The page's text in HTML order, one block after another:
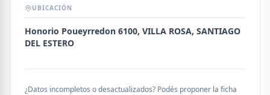
UBICACIÓN
Honorio Poueyrredon 6100, VILLA ROSA, SANTIAGO
DEL ESTERO
¿Datos incompletos o desactualizados? Podés proponer la ficha